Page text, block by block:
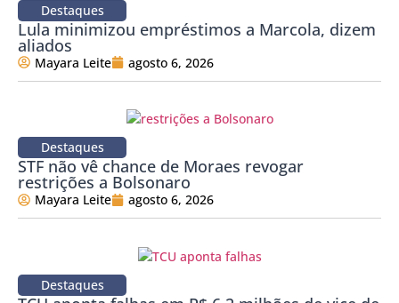
Destaques
Lula minimizou empréstimos a Marcola, dizem
aliados
Mayara Leite agosto 6, 2026
Destaques
STF não vê chance de Moraes revogar
restrições a Bolsonaro
Mayara Leite agosto 6, 2026
Destaques